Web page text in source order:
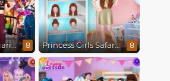
Disney Travel Diaries: City Break 8 Princess Girls Safari Trip 8